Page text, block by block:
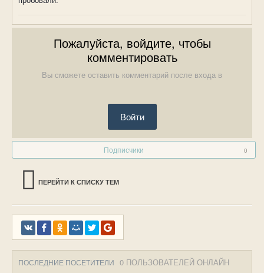
Пожалуйста, войдите, чтобы
комментировать
Вы сможете оставить комментарий после входа в
Войти
Подписчики 0
ПЕРЕЙТИ К СПИСКУ ТЕМ
ПОСЛЕДНИЕ ПОСЕТИТЕЛИ 0 ПОЛЬЗОВАТЕЛЕЙ ОНЛАЙН